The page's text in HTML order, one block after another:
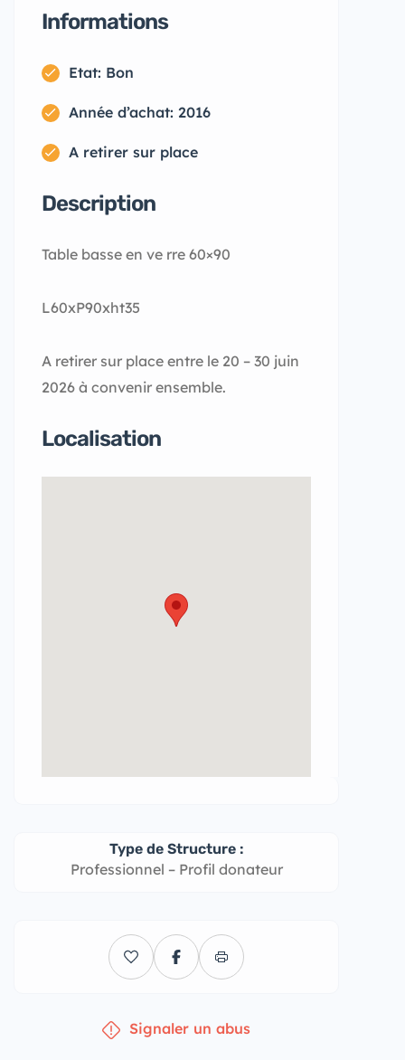
Informations
Etat: Bon
Année d’achat: 2016
A retirer sur place
Description
Table basse en ve rre 60×90
L60xP90xht35
A retirer sur place entre le 20 – 30 juin
2026 à convenir ensemble.
Localisation
Type de Structure :
Professionnel – Profil donateur
Signaler un abus